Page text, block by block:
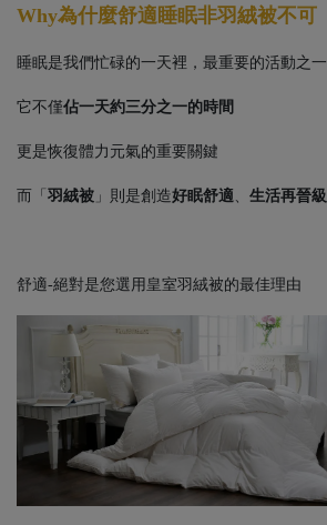
Why為什麼舒適睡眠非羽絨被不可
睡眠是我們忙碌的一天裡，最重要的活動之一
它不僅佔一天約三分之一的時間
更是恢復體力元氣的重要關鍵
而「 羽絨被 」則是創造好眠舒適、 生活再晉級
舒適-絕對是您選用皇室羽絨被的最佳理由